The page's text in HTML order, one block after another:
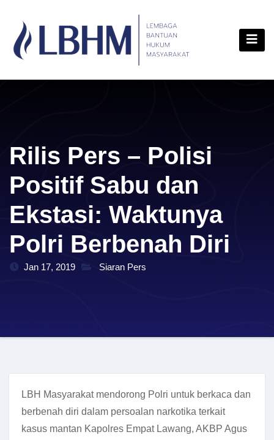
content
Rilis Pers – Polisi
Positif Sabu dan
Ekstasi: Waktunya
Polri Berbenah Diri
Jan 17, 2019 Siaran Pers
LBH Masyarakat mendorong Polri untuk berkaca dan
berbenah diri dalam persoalan narkotika terkait
kasus mantan Kapolres Empat Lawang, AKBP Agus